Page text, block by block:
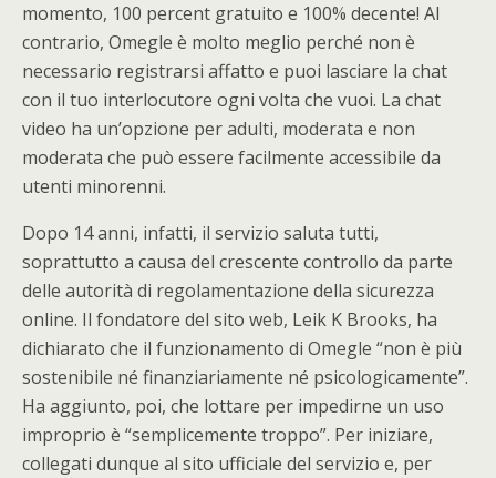
momento, 100 percent gratuito e 100% decente! Al
contrario, Omegle è molto meglio perché non è
necessario registrarsi affatto e puoi lasciare la chat
con il tuo interlocutore ogni volta che vuoi. La chat
video ha un’opzione per adulti, moderata e non
moderata che può essere facilmente accessibile da
utenti minorenni.
Dopo 14 anni, infatti, il servizio saluta tutti,
soprattutto a causa del crescente controllo da parte
delle autorità di regolamentazione della sicurezza
online. Il fondatore del sito web, Leik K Brooks, ha
dichiarato che il funzionamento di Omegle “non è più
sostenibile né finanziariamente né psicologicamente”.
Ha aggiunto, poi, che lottare per impedirne un uso
improprio è “semplicemente troppo”. Per iniziare,
collegati dunque al sito ufficiale del servizio e, per